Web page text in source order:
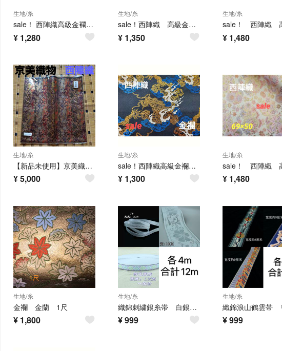
生地/糸
sale！ 西陣織高級金襴生地 流し花桜扇子 黒 KY-447-1
¥ 1,280
生地/糸
sale！西陣織 高級金襴生地 鯉 水色 KY-346-1
¥ 1,350
生地/糸
¥ 1,480
生地/糸
【新品未使用】京美織物 西陣織 70×100 生地 敷物 テーブルセンター等
¥5,000
生地/糸
sale！西陣織高級金襴生地 翔雲龍 黒/青 KY-375-1
¥ 1,300
生地/糸
¥ 1,480
生地/糸
金襴 金蘭 1尺
¥ 1,800
生地/糸
織錦刺繍銀糸帯 白銀色3点12mセット DIYパーツ ハンドメイド 人形用生地
¥999
生地/糸
¥999